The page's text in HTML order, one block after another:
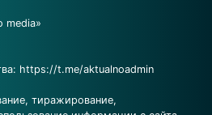
media»
https://t.me/aktualnoadmin
тиражирование,